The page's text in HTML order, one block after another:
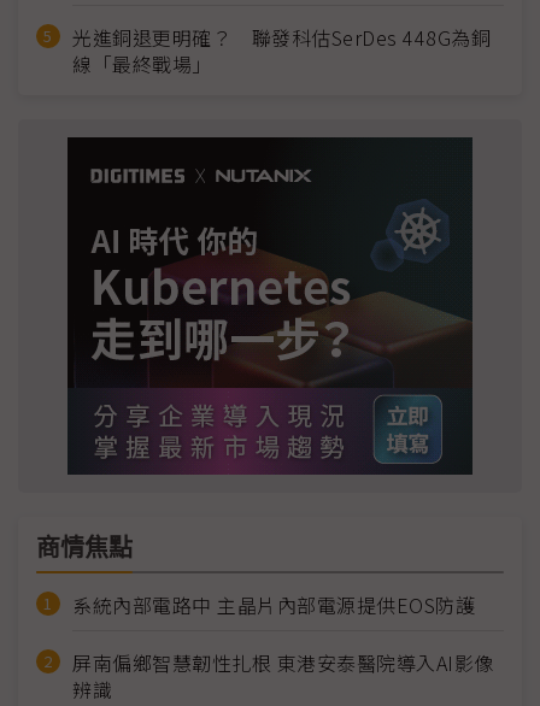
光進銅退更明確？ 聯發科估SerDes 448G為銅
線「最終戰場」
商情焦點
系統內部電路中 主晶片內部電源提供EOS防護
屏南偏鄉智慧韌性扎根 東港安泰醫院導入AI影像
辨識